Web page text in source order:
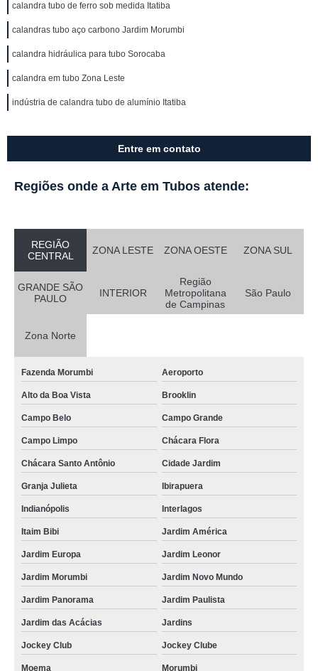
calandra tubo de ferro sob medida Itatiba
calandras tubo aço carbono Jardim Morumbi
calandra hidráulica para tubo Sorocaba
calandra em tubo Zona Leste
indústria de calandra tubo de alumínio Itatiba
Entre em contato
Regiões onde a Arte em Tubos atende:
REGIÃO
CENTRAL
ZONA LESTE ZONA OESTE ZONA SUL
GRANDE SÃO
PAULO
INTERIOR
Região
Metropolitana
de Campinas
São Paulo
Zona Norte
Fazenda Morumbi Aeroporto
Alto da Boa Vista Brooklin
Campo Belo Campo Grande
Campo Limpo Chácara Flora
Chácara Santo Antônio Cidade Jardim
Granja Julieta Ibirapuera
Indianópolis Interlagos
Itaim Bibi Jardim América
Jardim Europa Jardim Leonor
Jardim Morumbi Jardim Novo Mundo
Jardim Panorama Jardim Paulista
Jardim das Acácias Jardins
Jockey Club Jockey Clube
Moema Morumbi